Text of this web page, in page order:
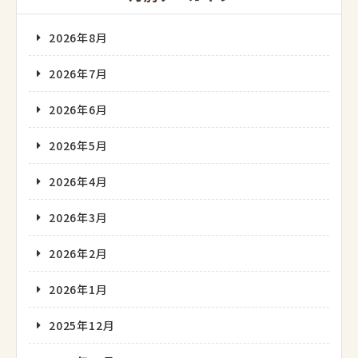
2026年8月
2026年7月
2026年6月
2026年5月
2026年4月
2026年3月
2026年2月
2026年1月
2025年12月